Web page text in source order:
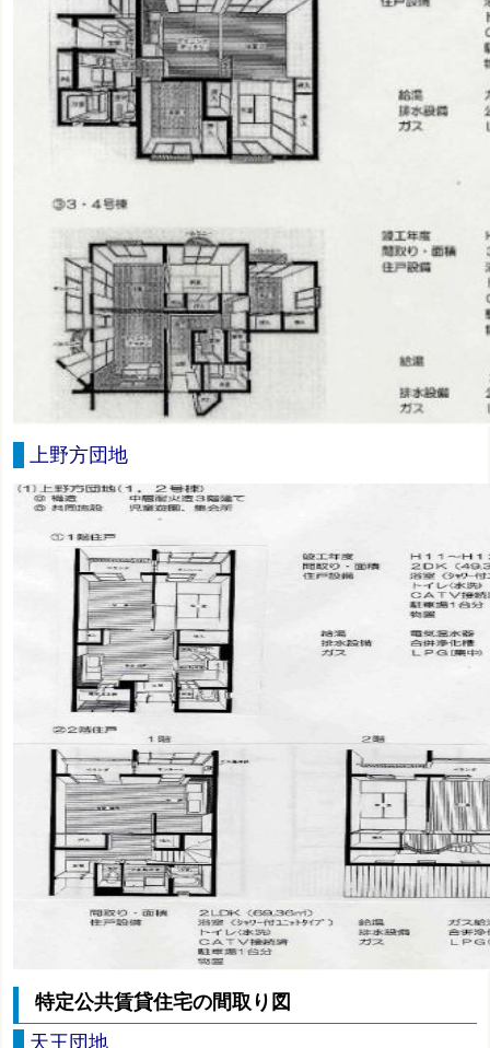
上野方団地
特定公共賃貸住宅の間取り図
天王団地